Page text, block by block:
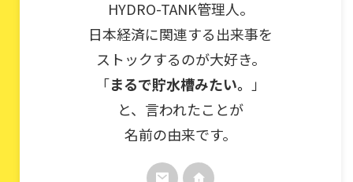
HYDRO-TANK管理人。
日本経済に関連する出来事を
ストックするのが大好き。
「まるで貯水槽みたい。
」
と、言われたことが
名前の由来です。